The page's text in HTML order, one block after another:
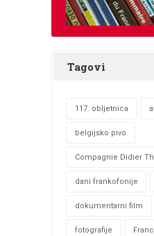
Tagovi
117. obljetnica
belgijsko pivo
Compagnie Didier
dani frankofonije
dokumentarni film
fotografije